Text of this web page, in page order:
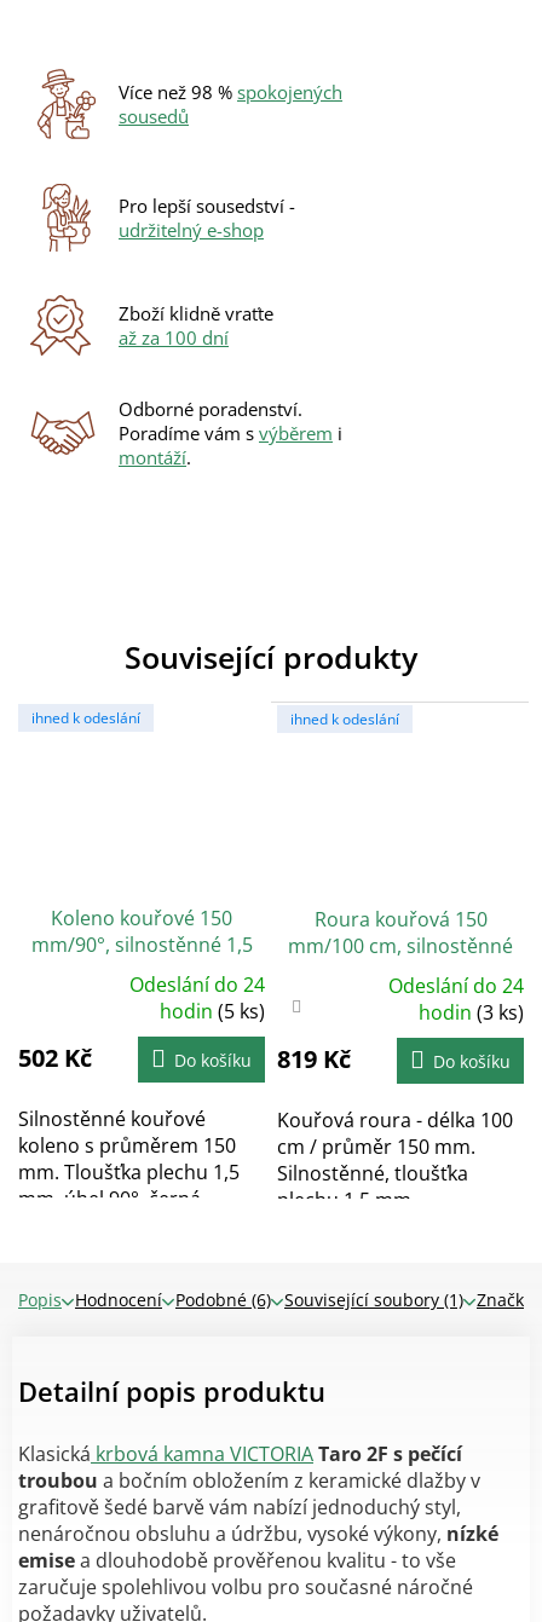
Více než 98 % spokojených
sousedů
Pro lepší sousedství -
udržitelný e-shop
Zboží klidně vraťte
až za 100 dní
Odborné poradenství.
Poradíme vám s výběrem i
montáží.
Související produkty
ihned k odeslání
Koleno kouřové 150
mm/90°, silnostěnné 1,5
mm, černé
5,0
z
Odeslání do 24
hodin(5 ks)
502 Kč Do košíku
Silnostěnné kouřové
koleno s průměrem 150
mm. Tloušťka plechu 1,5
mm, úhel 90°, černá...
ihned k odeslání
Roura kouřová 150
mm/100 cm, silnostěnné
1,5 mm, černá
Průměrné
4,3
z
Odeslání do 24
hodin(3 ks)
819 Kč Do košíku
Kouřová roura - délka 100
cm / průměr 150 mm.
Silnostěnné, tloušťka
plechu 1,5 mm,...
Popis Podobné (6) Související soubory (1)
Hodnocení Značka
Detailní popis produktu
Klasická krbová kamna VICTORIATaro 2F s pečící
troubou a bočním obložením z keramické dlažby v
grafitově šedé barvěvám nabízíjednoduchý styl,
nenáročnou obsluhu a údržbu, vysoké výkony, nízké
emisea dlouhodobě prověřenou kvalitu - to vše
zaručuje spolehlivou volbu pro současné náročné
požadavky uživatelů.